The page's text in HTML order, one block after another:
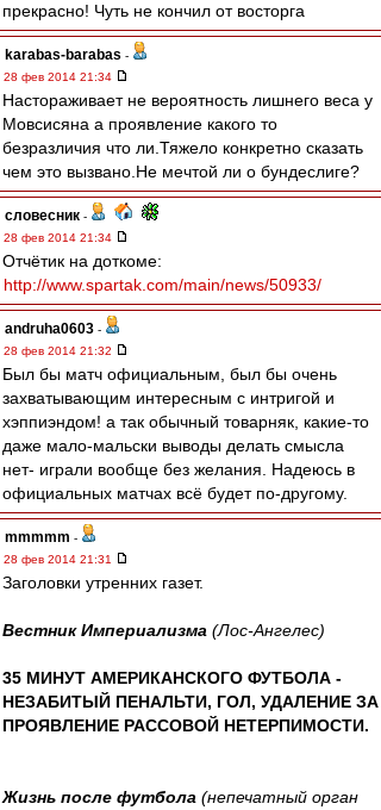
прекрасно! Чуть не кончил от восторга
karabas-barabas -
28 фев 2014 21:34
Настораживает не вероятность лишнего веса у
Мовсисяна а проявление какого то
безразличия что ли.Тяжело конкретно сказать
чем это вызвано.Не мечтой ли о бундеслиге?
словесник -
28 фев 2014 21:34
Отчётик на доткоме:
http://www.spartak.com/main/news/50933/
andruha0603 -
28 фев 2014 21:32
Был бы матч официальным, был бы очень
захватывающим интересным с интригой и
хэппиэндом! а так обычный товарняк, какие-то
даже мало-мальски выводы делать смысла
нет- играли вообще без желания. Надеюсь в
официальных матчах всё будет по-другому.
mmmmm -
28 фев 2014 21:31
Заголовки утренних газет.
Вестник Империализма (Лос-Ангелес)
35 МИНУТ АМЕРИКАНСКОГО ФУТБОЛА -
НЕЗАБИТЫЙ ПЕНАЛЬТИ, ГОЛ, УДАЛЕНИЕ ЗА
ПРОЯВЛЕНИЕ РАССОВОЙ НЕТЕРПИМОСТИ.
Жизнь после футбола (непечатный орган